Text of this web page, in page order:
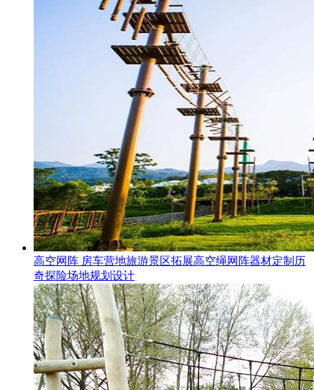
高空网阵 房车营地旅游景区拓展高空绳网阵器材定制历
奇探险场地规划设计